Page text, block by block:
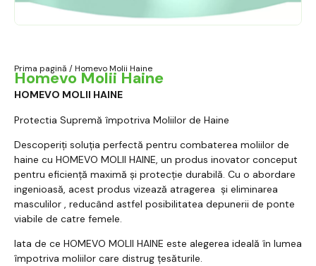
Prima pagină / Homevo Molii Haine
Homevo Molii Haine
HOMEVO MOLII HAINE
Protectia Supremă împotriva Moliilor de Haine
Descoperiți soluția perfectă pentru combaterea moliilor de
haine cu HOMEVO MOLII HAINE, un produs inovator conceput
pentru eficiență maximă și protecție durabilă. Cu o abordare
ingenioasă, acest produs vizează atragerea și eliminarea
masculilor , reducând astfel posibilitatea depunerii de ponte
viabile de catre femele.
Iata de ce HOMEVO MOLII HAINE este alegerea ideală în lumea
împotriva moliilor care distrug țesăturile.